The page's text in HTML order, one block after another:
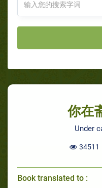
你在
Under
34511
Book translated to :